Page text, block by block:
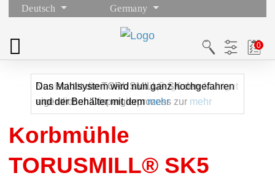
Deutsch Germany
Der Behälter mit dem vordispergierten Mahlgut
wird unter diemehr
Nun startet die TORUSMILL® SK den
eigentlichen Dispergierprozess zur mehr
Das Mahlsystem wird nun ganz hochgefahren
und der Behälter mit demmehr
Korbmühle
TORUSMILL® SK5